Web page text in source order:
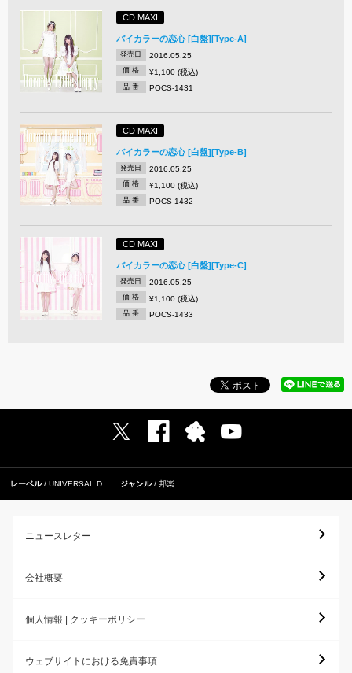
CD MAXI
バイカラーの恋心 [白盤][Type-A]
発売日 2016.05.25
価 格 ¥1,100 (税込)
品 番 POCS-1431
CD MAXI
バイカラーの恋心 [白盤][Type-B]
発売日 2016.05.25
価 格 ¥1,100 (税込)
品 番 POCS-1432
CD MAXI
バイカラーの恋心 [白盤][Type-C]
発売日 2016.05.25
価 格 ¥1,100 (税込)
品 番 POCS-1433
レーベル UNIVERSAL D ジャンル 邦楽
ニュースレター
会社概要
個人情報 | クッキーポリシー
ウェブサイトにおける免責事項